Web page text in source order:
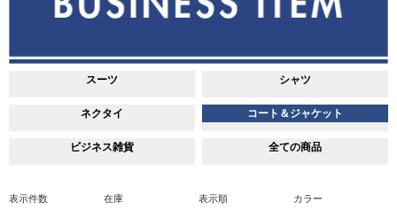
スーツ シャツ
ネクタイ コート＆ジャケット
ビジネス雑貨 全ての商品
表示件数 在庫 表示順 カラー